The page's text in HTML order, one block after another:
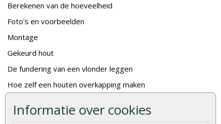
Informatie over cookies
Berekenen van de hoeveelheid
Foto's en voorbeelden
Montage
Gekeurd hout
De fundering van een vlonder leggen
Hoe zelf een houten overkapping maken